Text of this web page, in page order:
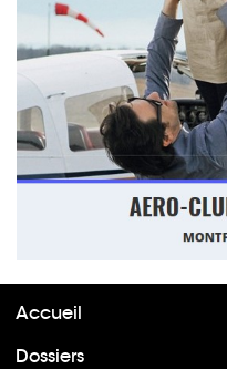
Accueil
Dossiers